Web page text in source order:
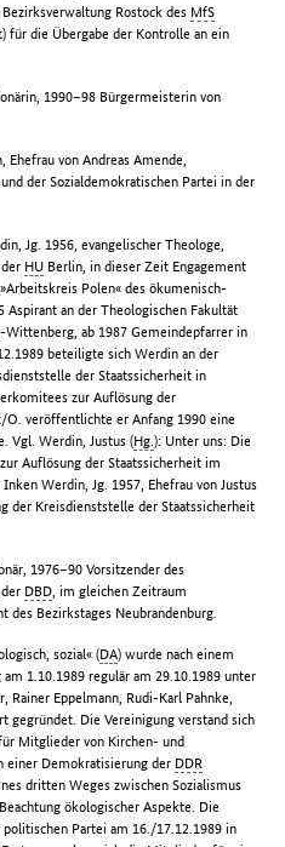
Rostock des MfS
für die Übergabe der Kontrolle an ein
1990–98 Bürgermeisterin von
Ehefrau von Andreas Amende,
der Sozialdemokratischen Partei in der
Jg. 1956, evangelischer Theologe,
HU Berlin, in dieser Zeit Engagement
Polen« des ökumenisch-
an der Theologischen Fakultät
ab 1987 Gemeindepfarrer in
beteiligte sich Werdin an der
der Staatssicherheit in
zur Auflösung der
veröffentlichte er Anfang 1990 eine
Vgl. Werdin, Justus (Hg.): Unter uns: Die
Auflösung der Staatssicherheit im
Werdin, Jg. 1957, Ehefrau von Justus
der Kreisdienststelle der Staatssicherheit
1976–90 Vorsitzender des
DBD , im gleichen Zeitraum
des Bezirkstages Neubrandenburg.
sozial« (DA) wurde nach einem
1.10.1989 regulär am 29.10.1989 unter
Eppelmann, Rudi-Karl Pahnke,
gegründet. Die Vereinigung verstand sich
Mitglieder von Kirchen- und
einer Demokratisierung der DDR
dritten Weges zwischen Sozialismus
ökologischer Aspekte. Die
politischen Partei am 16./17.12.1989 in